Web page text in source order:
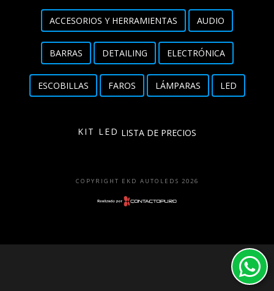
Barras
Detailing
Electrónica
Escobillas
ACCESORIOS Y HERRAMIENTAS AUDIO
BARRAS DETAILING ELECTRÓNICA
ESCOBILLAS FAROS LÁMPARAS LED
KIT LED LISTA DE PRECIOS
COPYRIGHT EKD AUTOLEDS 2026